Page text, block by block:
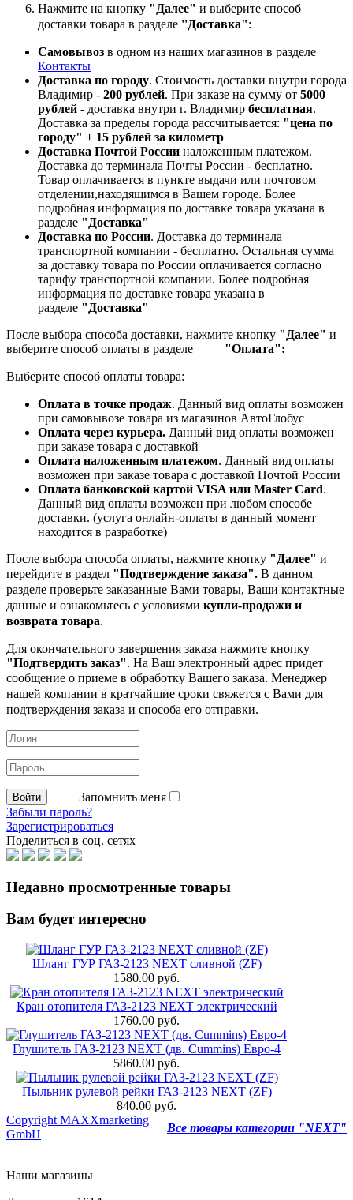
Нажмите на кнопку "Далее" и выберите способ
доставки товара в разделе ''Доставка":
Самовывоз в одном из наших магазинов в разделе
Контакты
Доставка по городу. Стоимость доставки внутри города
Владимир - 200 рублей. При заказе на сумму от 5000
рублей - доставка внутри г. Владимир бесплатная.
Доставка за пределы города рассчитывается: "цена по
городу" + 15 рублей за километр
Доставка Почтой России наложенным платежом.
Доставка до терминала Почты России - бесплатно.
Товар оплачивается в пункте выдачи или почтовом
отделении,находящимся в Вашем городе. Более
подробная информация по доставке товара указана в
разделе "Доставка"
Доставка по России. Доставка до терминала
транспортной компании - бесплатно. Остальная сумма
за доставку товара по России оплачивается согласно
тарифу транспортной компании. Более подробная
информация по доставке товара указана в
разделе "Доставка"
После выбора способа доставки, нажмите кнопку "Далее" и
выберите способ оплаты в разделе "Оплата":
Выберите способ оплаты товара:
Оплата в точке продаж. Данный вид оплаты возможен
при самовывозе товара из магазинов АвтоГлобус
Оплата через курьера. Данный вид оплаты возможен
при заказе товара с доставкой
Оплата наложенным платежом. Данный вид оплаты
возможен при заказе товара с доставкой Почтой России
Оплата банковской картой VISA или Master Card.
Данный вид оплаты возможен при любом способе
доставки. (услуга онлайн-оплаты в данный момент
находится в разработке)
После выбора способа оплаты, нажмите кнопку "Далее" и
перейдите в раздел "Подтверждение заказа". В данном
разделе проверьте заказанные Вами товары, Ваши контактные
данные и ознакомьтесь с условиями купли-продажи и
возврата товара.
Для окончательного завершения заказа нажмите кнопку
"Подтвердить заказ". На Ваш электронный адрес придет
сообщение о приеме в обработку Вашего заказа. Менеджер
нашей компании в кратчайшие сроки свяжется с Вами для
подтверждения заказа и способа его отправки.
Запомнить меня
Забыли пароль?
Зарегистрироваться
Поделиться в соц. сетях
Недавно просмотренные товары
Вам будет интересно
Шланг ГУР ГАЗ-2123 NEXT сливной (ZF)
1580.00 руб.
Кран отопителя ГАЗ-2123 NEXT электрический
1760.00 руб.
Глушитель ГАЗ-2123 NEXT (дв. Cummins) Евро-4
5860.00 руб.
Пыльник рулевой рейки ГАЗ-2123 NEXT (ZF)
840.00 руб.
Все товары категории "NEXT"
Copyright MAXXmarketing
GmbH
Наши магазины